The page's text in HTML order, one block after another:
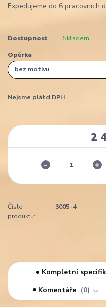
Expedujeme do 6 pracovních
Dostupnost Skladem
Opěrka
Nejsme plátci DPH
2
Číslo
produktu:
3005-4
Kompletní
Komentáře
0